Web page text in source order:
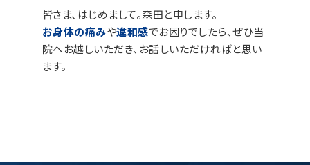
皆さま、はじめまして。森田と申します。
お身体の痛みや違和感でお困りでしたら、ぜひ当
院へお越しいただき、お話しいただければと思い
ます。